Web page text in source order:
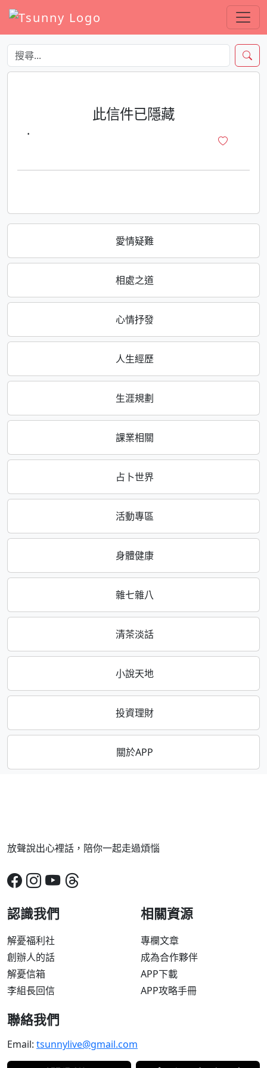
愛情疑難
相處之道
心情抒發
人生經歷
生涯規劃
課業相關
占卜世界
活動專區
身體健康
雜七雜八
清茶淡話
小說天地
投資理財
關於APP
此信件已隱藏
·
放聲說出心裡話，陪你一起走過煩惱
認識我們
解憂福利社
創辦人的話
解憂信箱
李組長回信
相關資源
專欄文章
成為合作夥伴
APP下載
APP攻略手冊
聯絡我們
Email: tsunnylive@gmail.com